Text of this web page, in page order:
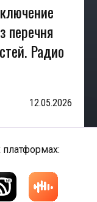
перечня
Радио
12.05.2026